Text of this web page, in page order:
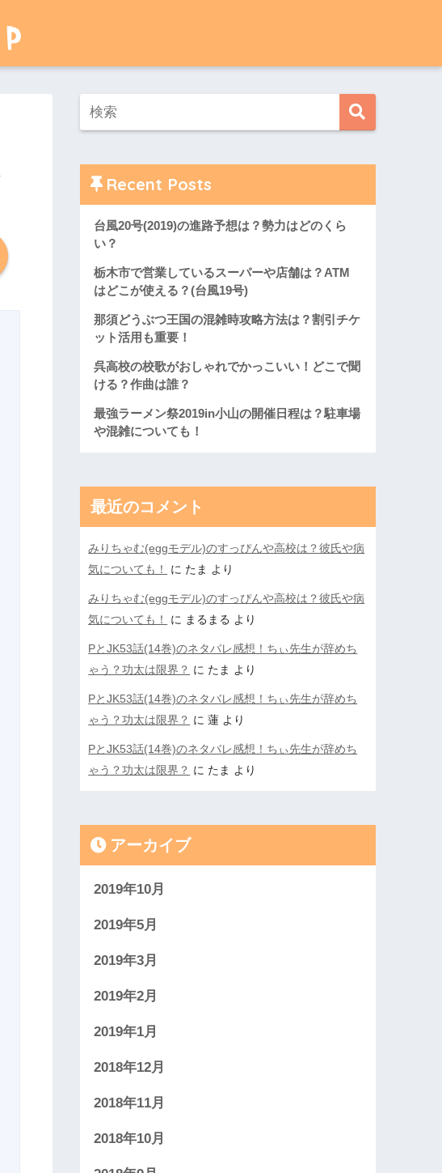
Recent Posts
台風20号(2019)の進路予想は？勢力はどのくら
い？
栃木市で営業しているスーパーや店舗は？ATM
はどこが使える？(台風19号)
那須どうぶつ王国の混雑時攻略方法は？割引チケ
ット活用も重要！
呉高校の校歌がおしゃれでかっこいい！どこで聞
ける？作曲は誰？
最強ラーメン祭2019in小山の開催日程は？駐車場
や混雑についても！
最近のコメント
みりちゃむ(eggモデル)のすっぴんや高校は？彼氏や病
気についても！
に たま より
みりちゃむ(eggモデル)のすっぴんや高校は？彼氏や病
気についても！
に まるまる より
PとJK53話(14巻)のネタバレ感想！ちぃ先生が辞めち
ゃう？功太は限界？ に たま より
PとJK53話(14巻)のネタバレ感想！ちぃ先生が辞めち
ゃう？功太は限界？ に蓮 より
PとJK53話(14巻)のネタバレ感想！ちぃ先生が辞めち
ゃう？功太は限界？ に たま より
アーカイブ
2019年10月
2019年5月
2019年3月
2019年2月
2019年1月
2018年12月
2018年11月
2018年10月